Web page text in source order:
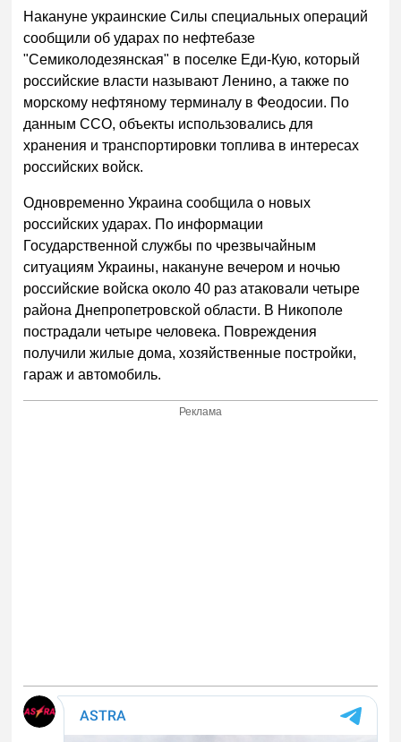
Накануне украинские Силы специальных операций
сообщили об ударах по нефтебазе
"Семиколодезянская" в поселке Еди-Кую, который
российские власти называют Ленино, а также по
морскому нефтяному терминалу в Феодосии. По
данным ССО, объекты использовались для
хранения и транспортировки топлива в интересах
российских войск.
Одновременно Украина сообщила о новых
российских ударах. По информации
Государственной службы по чрезвычайным
ситуациям Украины, накануне вечером и ночью
российские войска около 40 раз атаковали четыре
района Днепропетровской области. В Никополе
пострадали четыре человека. Повреждения
получили жилые дома, хозяйственные постройки,
гараж и автомобиль.
Реклама